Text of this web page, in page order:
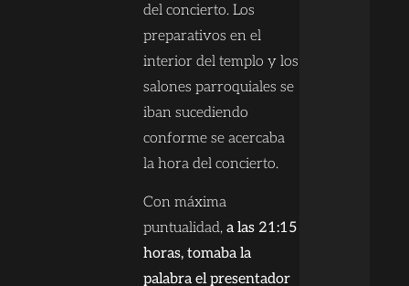
del concierto. Los
preparativos en el
interior del templo y los
salones parroquiales se
iban sucediendo
conforme se acercaba
la hora del concierto.
Con máxima
puntualidad, a las 21:15
horas, tomaba la
palabra el presentador